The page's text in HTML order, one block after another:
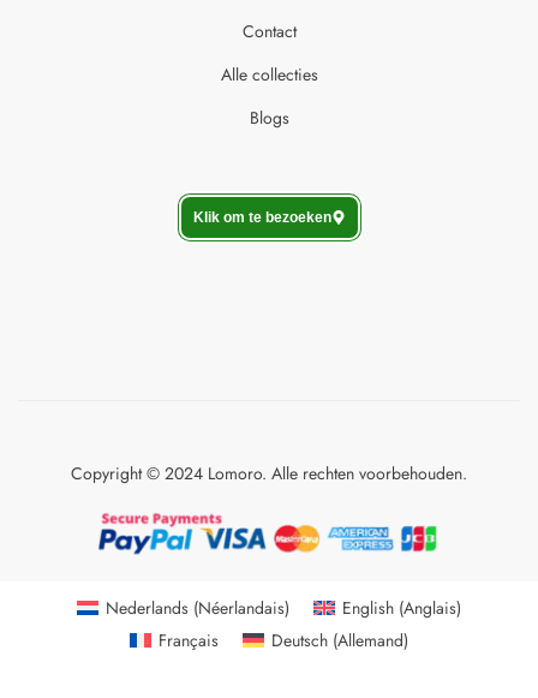
Contact
Alle collecties
Blogs
Klik om te bezoeken
Copyright © 2024 Lomoro. Alle rechten voorbehouden.
Nederlands (Néerlandais) English(Anglais)
Français
Deutsch(Allemand)